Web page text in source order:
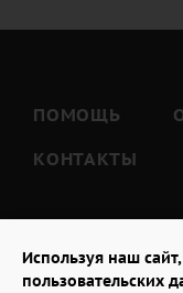
Используя наш
пользовательских
ПОМОЩЬ
КОНТАКТЫ